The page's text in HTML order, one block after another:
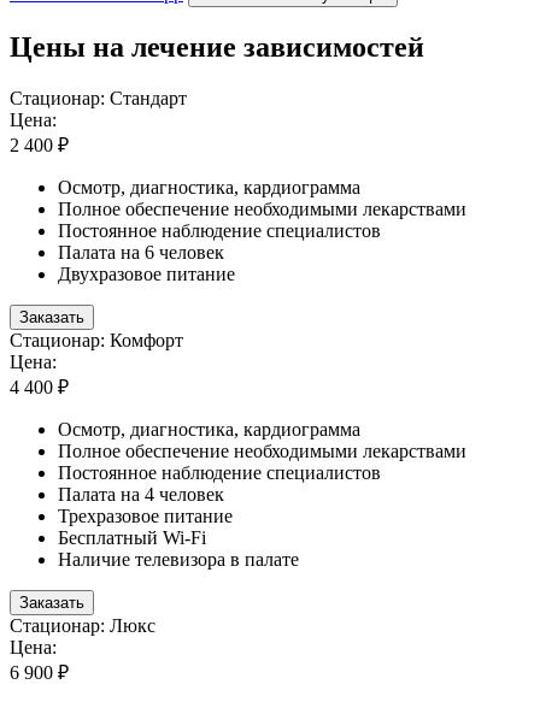
Цены на лечение зависимостей
Стационар: Стандарт
Цена:
2 400 ₽
Осмотр, диагностика, кардиограмма
Полное обеспечение необходимыми лекарствами
Постоянное наблюдение специалистов
Палата на 6 человек
Двухразовое питание
Заказать
Стационар: Комфорт
Цена:
4 400 ₽
Осмотр, диагностика, кардиограмма
Полное обеспечение необходимыми лекарствами
Постоянное наблюдение специалистов
Палата на 4 человек
Трехразовое питание
Бесплатный Wi-Fi
Наличие телевизора в палате
Заказать
Стационар: Люкс
Цена:
6 900 ₽